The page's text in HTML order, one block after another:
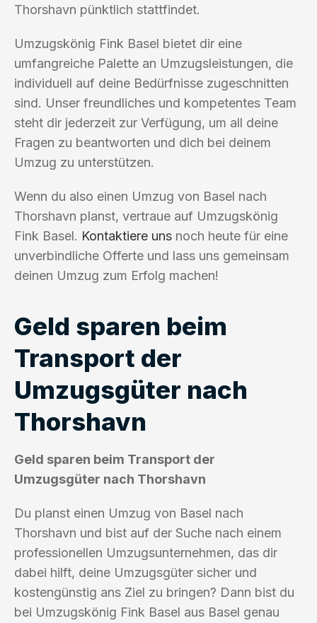
Thorshavn pünktlich stattfindet.
Umzugskönig Fink Basel bietet dir eine
umfangreiche Palette an Umzugsleistungen, die
individuell auf deine Bedürfnisse zugeschnitten
sind. Unser freundliches und kompetentes Team
steht dir jederzeit zur Verfügung, um all deine
Fragen zu beantworten und dich bei deinem
Umzug zu unterstützen.
Wenn du also einen Umzug von Basel nach
Thorshavn planst, vertraue auf Umzugskönig
Fink Basel. Kontaktiere uns noch heute für eine
unverbindliche Offerte und lass uns gemeinsam
deinen Umzug zum Erfolg machen!
Geld sparen beim
Transport der
Umzugsgüter nach
Thorshavn
Geld sparen beim Transport der
Umzugsgüter nach Thorshavn
Du planst einen Umzug von Basel nach
Thorshavn und bist auf der Suche nach einem
professionellen Umzugsunternehmen, das dir
dabei hilft, deine Umzugsgüter sicher und
kostengünstig ans Ziel zu bringen? Dann bist du
bei Umzugskönig Fink Basel aus Basel genau